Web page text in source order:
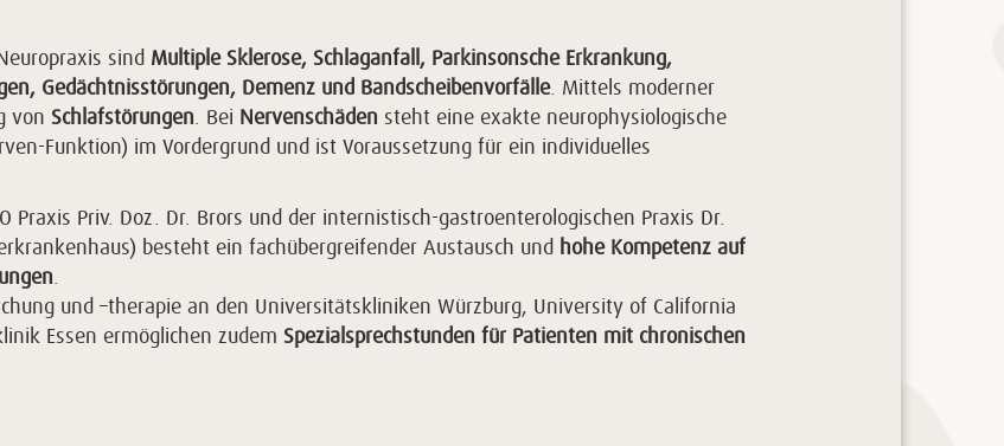
sind Multiple Sklerose, Schlaganfall, Parkinsonsche Erkrankung,
Gedächtnisstörungen, Demenz und Bandscheibenvorfälle. Mittels moderner
von Schlafstörungen. Bei Nervenschäden steht eine exakte neurophysiologische
Funktion) im Vordergrund und ist Voraussetzung für ein individuelles
Praxis Priv. Doz. Dr. Brors und der internistisch-gastroenterologischen Praxis Dr.
besteht ein fachübergreifender Austausch und hohe Kompetenz auf
.
und –therapie an den Universitätskliniken Würzburg, University of California
Essen ermöglichen zudem Spezialsprechstunden für Patienten mit chronischen